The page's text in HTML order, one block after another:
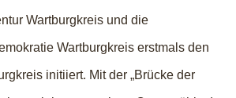
Wartburgkreis und die
Wartburgkreis erstmals den
initiiert. Mit der „Brücke der